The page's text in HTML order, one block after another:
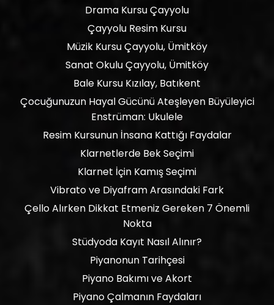
Drama Kursu Çayyolu
Çayyolu Resim Kursu
Müzik Kursu Çayyolu, Ümitköy
Sanat Okulu Çayyolu, Ümitköy
Bale Kursu Kızılay, Batıkent
Çocuğunuzun Hayal Gücünü Ateşleyen Büyüleyici
Enstrüman: Ukulele
Resim Kursunun İnsana Kattığı Faydalar
Klarnetlerde Bek Seçimi
Klarnet İçin Kamış Seçimi
Vibrato ve Diyafram Arasındaki Fark
Çello Alırken Dikkat Etmeniz Gereken 7 Önemli
Nokta
Stüdyoda Kayıt Nasıl Alınır?
Piyanonun Tarihçesi
Piyano Bakımı ve Akort
Piyano Çalmanın Faydaları